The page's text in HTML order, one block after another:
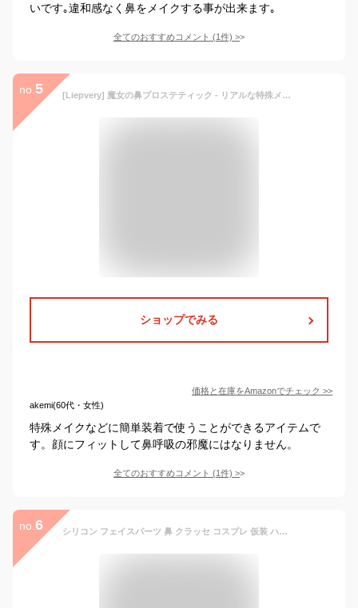
いです｡違和感なく鼻をメイクする事が出来ます｡
全てのおすすめコメント (1件) >
no. 5 [Liepvery] 魔女の鼻プロステティック - リアルな特殊メイク用プロステティック鼻 - ハロウィンコスチュームアクセサリー 仮装パーティー学園祭演劇 - 学校行事やパーティー用装備品
ショップでみる
価格と在庫をAmazonでチェック >>
akemi(60代・女性)
特殊メイクなどに簡単装着で使うことができるアイテムで
す。顔にフィットして鼻呼吸の邪魔にはなりません。
全てのおすすめコメント (1件) >
no. 6 シリコン フェイスパーツ 鼻 クラッセ コスプレ 仮装 ハロウィン 特殊メイク 繰り返し使える